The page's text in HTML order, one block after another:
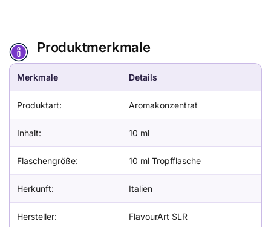
Produktmerkmale
Merkmale Details
Produktart: Aromakonzentrat
Inhalt: 10 ml
Flaschengröße: 10 ml Tropfflasche
Herkunft: Italien
Hersteller: FlavourArt SLR